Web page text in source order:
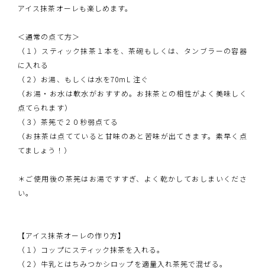
アイス抹茶オーレも楽しめます。
＜通常の点て方＞
（１）スティック抹茶１本を、茶碗もしくは、タンブラーの容器
に入れる
（２）お湯、もしくは水を70mL 注ぐ
（お湯・お水は軟水がおすすめ。お抹茶との相性がよく美味しく
点てられます）
（３）茶筅で２０秒弱点てる
（お抹茶は点てていると甘味のあと苦味が出てきます。素早く点
てましょう！）
＊ご使用後の茶筅はお湯ですすぎ、よく乾かしておしまいくださ
い。
【アイス抹茶オーレの作り方】
（１）コップにスティック抹茶を入れる。
（２）牛乳とはちみつかシロップを適量入れ茶筅で混ぜる。